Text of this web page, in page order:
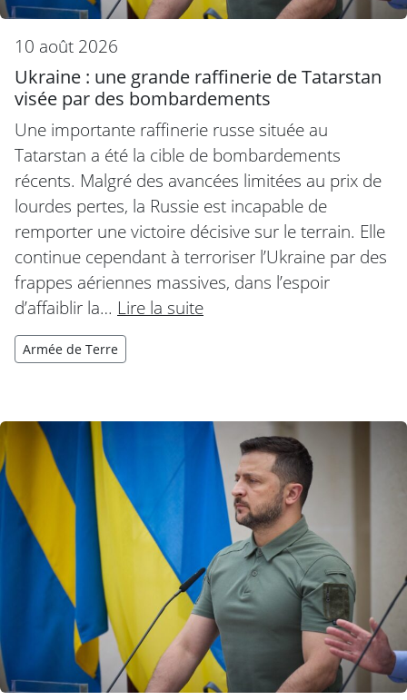
10 août 2026
Ukraine : une grande raffinerie de Tatarstan
visée par des bombardements
Une importante raffinerie russe située au
Tatarstan a été la cible de bombardements
récents. Malgré des avancées limitées au prix de
lourdes pertes, la Russie est incapable de
remporter une victoire décisive sur le terrain. Elle
continue cependant à terroriser l’Ukraine par des
frappes aériennes massives, dans l’espoir
d’affaiblir la… Lire la suite
Armée de Terre